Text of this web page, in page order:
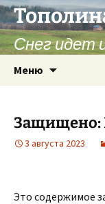
Перейти
к
содержимому
Снег идет
Меню
Защищено:
3 августа 2023
Это содержимое